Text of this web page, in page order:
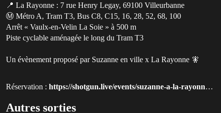
📍 La Rayonne : 7 rue Henry Legay, 69100 Villeurbanne
Ⓜ️ Métro A, Tram T3, Bus C8, C15, 16, 28, 52, 68, 100
Arrêt « Vaulx-en-Velin La Soie » à 500 m
Piste cyclable aménagée le long du Tram T3
Un évènement proposé par Suzanne en ville x La Rayonne 🧚
Réservation : https://shotgun.live/events/suzanne-a-la-rayonne?utm_source=qluvis.com
Autres sorties